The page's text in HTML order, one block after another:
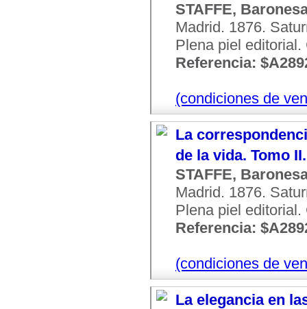
STAFFE,
Madrid. 1876.
Plena piel editorial.
Referencia:
(condiciones de
La
de la vida. Tomo
STAFFE,
Madrid. 1876.
Plena piel editorial.
Referencia:
(condiciones de
La elegancia en